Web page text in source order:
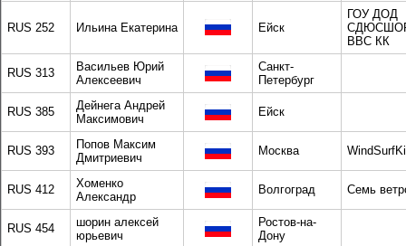
RUS 252 Ильина Екатерина Ейск
ГОУ ДОД
ВВС КК
RUS 313
Васильев Юрий
Алексеевич
Санкт-
Петербург
RUS 385
Дейнега Андрей
Максимович
Ейск
RUS 393
Попов Максим
Дмитриевич
Москва
RUS 412
Хоменко
Александр
Волгоград Семь
RUS 454
шорин алексей
юрьевич
Ростов-на-
Дону